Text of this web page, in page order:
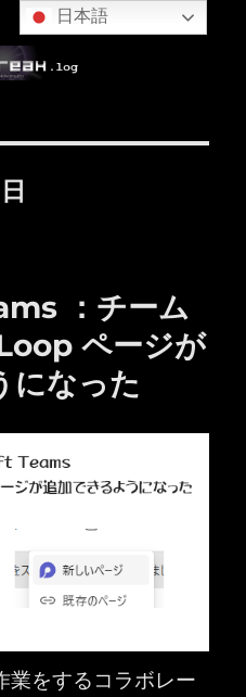
：チーム
ページが
になった
業をするコラボレー
日本語